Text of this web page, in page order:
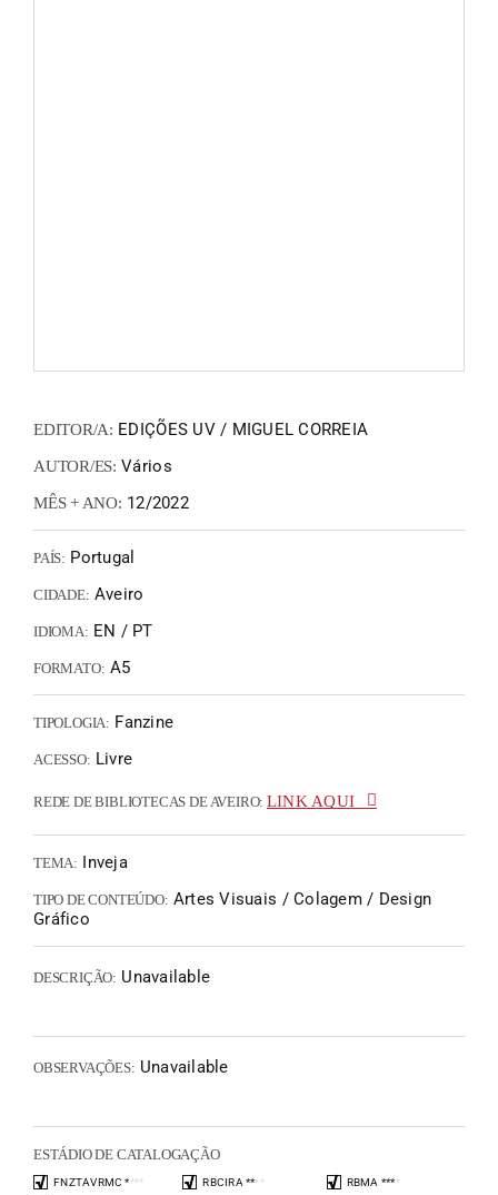
EDITOR/A: EDIÇÕES UV / MIGUEL CORREIA
AUTOR/ES: Vários
MÊS + ANO: 12/2022
PAÍS: Portugal
CIDADE: Aveiro
IDIOMA: EN / PT
FORMATO: A5
TIPOLOGIA: Fanzine
ACESSO: Livre
REDE DE BIBLIOTECAS DE AVEIRO: LINK AQUI
TEMA: Inveja
TIPO DE CONTEÚDO: Artes Visuais / Colagem / Design
Gráfico
DESCRIÇÃO: Unavailable
OBSERVAÇÕES: Unavailable
ESTÁDIO DE CATALOGAÇÃO
FNZTAVRMC **** RBCIRA **** RBMA ****